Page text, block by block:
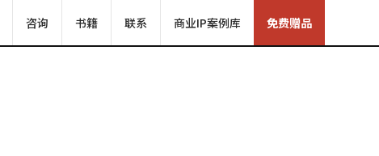
咨询 书籍 联系 商业IP案例库 免费赠品